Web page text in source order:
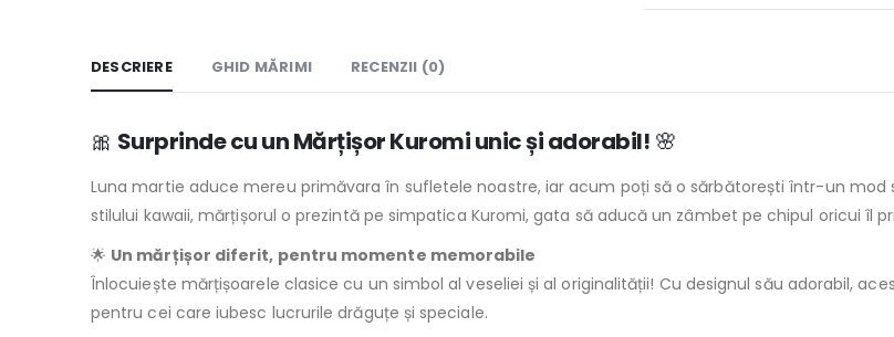
DESCRIERE GHID MĂRIMI RECENZII (0)
🎀 Surprinde cu un Mărțișor Kuromi unic și adorabil! 🌸
Luna martie aduce mereu primăvara în sufletele noastre, iar acum poți să o sărbătorești într-un mod
stilului kawaii, mărțișorul o prezintă pe simpatica Kuromi, gata să aducă un zâmbet pe chipul oricui îl
🌟 Un mărțișor diferit, pentru momente memorabile
Înlocuiește mărțișoarele clasice cu un simbol al veseliei și al originalității! Cu designul său adorabil,
pentru cei care iubesc lucrurile drăguțe și speciale.